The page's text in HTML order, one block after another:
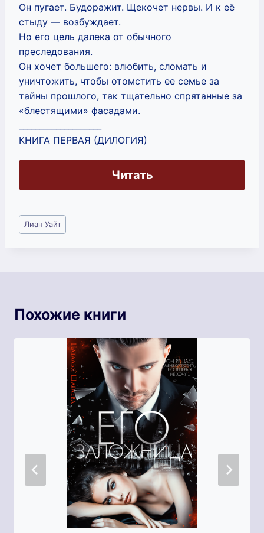
Он пугает. Будоражит. Щекочет нервы. И к её
стыду — возбуждает.
Но его цель далека от обычного
преследования.
Он хочет большего: влюбить, сломать и
уничтожить, чтобы отомстить ее семье за
тайны прошлого, так тщательно спрятанные за
«блестящими» фасадами.
КНИГА ПЕРВАЯ (ДИЛОГИЯ)
Читать
Метки
записи:
Лиан Уайт
Похожие книги